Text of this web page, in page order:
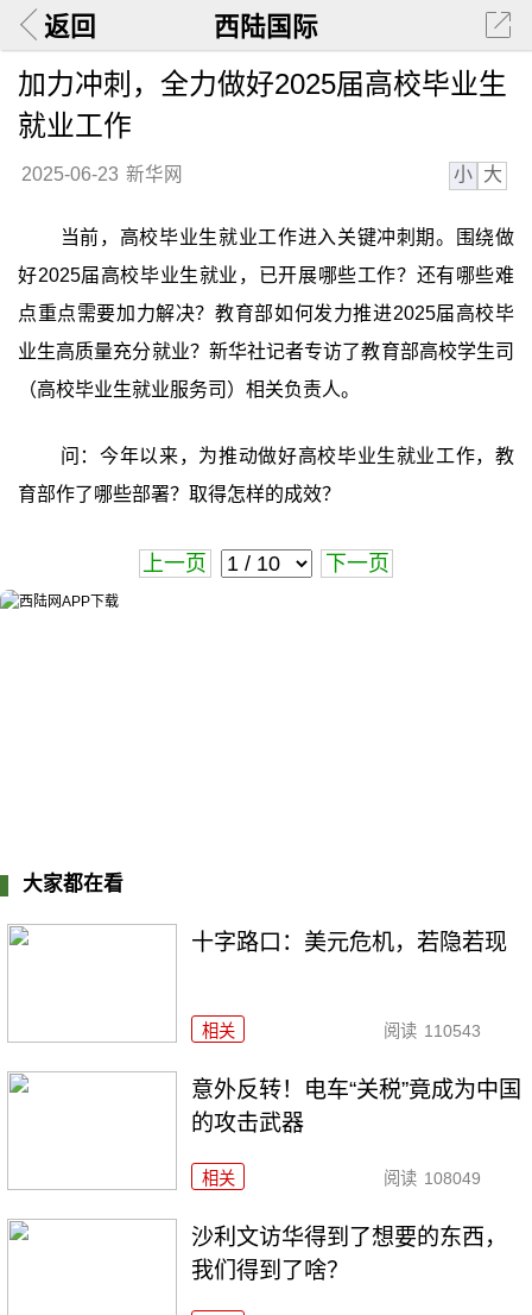
返回 西陆国际
加力冲刺，全力做好2025届高校毕业生
就业工作
2025-06-23 新华网 小 大
当前，高校毕业生就业工作进入关键冲刺期。围绕做
好2025届高校毕业生就业，已开展哪些工作？还有哪些难
点重点需要加力解决？教育部如何发力推进2025届高校毕
业生高质量充分就业？新华社记者专访了教育部高校学生司
（高校毕业生就业服务司）相关负责人。
问：今年以来，为推动做好高校毕业生就业工作，教
育部作了哪些部署？取得怎样的成效？
上一页 下一页
大家都在看
十字路口：美元危机，若隐若现
相关 阅读 110543
意外反转！电车“关税”竟成为中国
的攻击武器
相关 阅读 108049
沙利文访华得到了想要的东西，
我们得到了啥？